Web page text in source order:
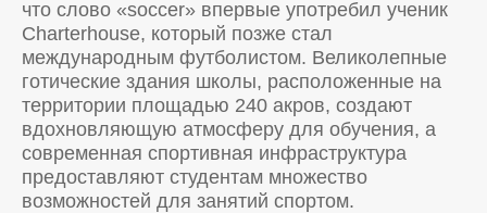
что слово «soccer» впервые употребил ученик
Charterhouse, который позже стал
международным футболистом. Великолепные
готические здания школы, расположенные на
территории площадью 240 акров, создают
вдохновляющую атмосферу для обучения, а
современная спортивная инфраструктура
предоставляют студентам множество
возможностей для занятий спортом.